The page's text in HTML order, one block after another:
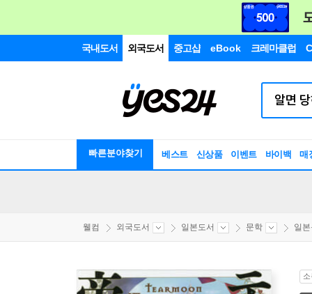
국내도서 외국도서 중고샵 eBook 크레마클럽
빠른분야찾기 베스트 신상품 이벤트 바이백 매
웰컴 외국도서 일본도서 문학 일